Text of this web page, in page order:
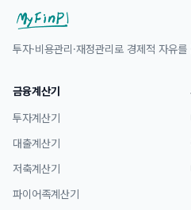
투자·비용관리·재정관리로 경제적 자유
금융계산기
투자계산기
대출계산기
저축계산기
파이어족계산기